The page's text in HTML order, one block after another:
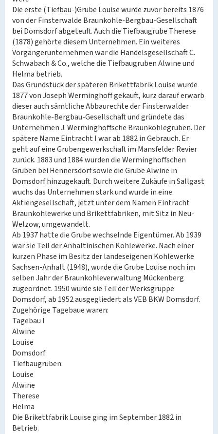
Die erste (Tiefbau-)Grube Louise wurde zuvor bereits 1876
von der Finsterwalde Braunkohle-Bergbau-Gesellschaft
bei Domsdorf abgeteuft. Auch die Tiefbaugrube Therese
(1878) gehörte diesem Unternehmen. Ein weiteres
Vorgängerunternehmen war die Handelsgesellschaft C.
Schwabach & Co., welche die Tiefbaugruben Alwine und
Helma betrieb.
Das Grundstück der späteren Brikettfabrik Louise wurde
1877 von Joseph Werminghoff gekauft, kurz darauf erwarb
dieser auch sämtliche Abbaurechte der Finsterwalder
Braunkohle-Bergbau-Gesellschaft und gründete das
Unternehmen J. Werminghoffsche Braunkohlegruben. Der
spätere Name Eintracht I war ab 1882 in Gebrauch. Er
geht auf eine Grubengewerkschaft im Mansfelder Revier
zurück. 1883 und 1884 wurden die Werminghoffschen
Gruben bei Hennersdorf sowie die Grube Alwine in
Domsdorf hinzugekauft. Durch weitere Zukäufe in Sallgast
wuchs das Unternehmen stark und wurde in eine
Aktiengesellschaft, jetzt unter dem Namen Eintracht
Braunkohlewerke und Brikettfabriken, mit Sitz in Neu-
Welzow, umgewandelt.
Ab 1937 hatte die Grube wechselnde Eigentümer. Ab 1939
war sie Teil der Anhaltinischen Kohlewerke. Nach einer
kurzen Phase im Besitz der landeseigenen Kohlewerke
Sachsen-Anhalt (1948), wurde die Grube Louise noch im
selben Jahr der Braunkohleverwaltung Mückenberg
zugeordnet. 1950 wurde sie Teil der Werksgruppe
Domsdorf, ab 1952 ausgegliedert als VEB BKW Domsdorf.
Zugehörige Tagebaue waren:
Tagebau I
Alwine
Louise
Domsdorf
Tiefbaugruben:
Louise
Alwine
Therese
Helma
Die Brikettfabrik Louise ging im September 1882 in
Betrieb.